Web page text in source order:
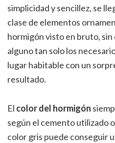
simplicidad y sencillez, se
clase de elementos
hormigón visto en bruto,
alguno tan solo los
lugar habitable con un
resultado.
El color del hormigón
según el cemento utilizado
color gris puede conseguir